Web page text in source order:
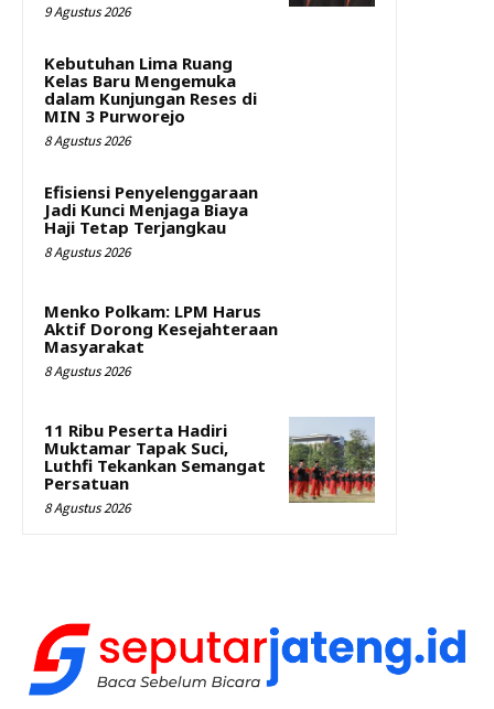
9 Agustus 2026
Kebutuhan Lima Ruang
Kelas Baru Mengemuka
dalam Kunjungan Reses di
MIN 3 Purworejo
8 Agustus 2026
Efisiensi Penyelenggaraan
Jadi Kunci Menjaga Biaya
Haji Tetap Terjangkau
8 Agustus 2026
Menko Polkam: LPM Harus
Aktif Dorong Kesejahteraan
Masyarakat
8 Agustus 2026
11 Ribu Peserta Hadiri
Muktamar Tapak Suci,
Luthfi Tekankan Semangat
Persatuan
8 Agustus 2026